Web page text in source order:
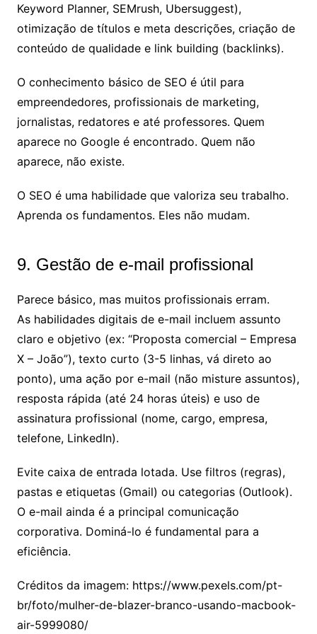
Keyword Planner, SEMrush, Ubersuggest),
otimização de títulos e meta descrições, criação de
conteúdo de qualidade e link building (backlinks).
O conhecimento básico de SEO é útil para
empreendedores, profissionais de marketing,
jornalistas, redatores e até professores. Quem
aparece no Google é encontrado. Quem não
aparece, não existe.
O SEO é uma habilidade que valoriza seu trabalho.
Aprenda os fundamentos. Eles não mudam.
9. Gestão de e-mail profissional
Parece básico, mas muitos profissionais erram.
As habilidades digitais de e-mail incluem assunto
claro e objetivo (ex: “Proposta comercial – Empresa
X – João”), texto curto (3-5 linhas, vá direto ao
ponto), uma ação por e-mail (não misture assuntos),
resposta rápida (até 24 horas úteis) e uso de
assinatura profissional (nome, cargo, empresa,
telefone, LinkedIn).
Evite caixa de entrada lotada. Use filtros (regras),
pastas e etiquetas (Gmail) ou categorias (Outlook).
O e-mail ainda é a principal comunicação
corporativa. Dominá-lo é fundamental para a
eficiência.
Créditos da imagem: https://www.pexels.com/pt-
br/foto/mulher-de-blazer-branco-usando-macbook-
air-5999080/